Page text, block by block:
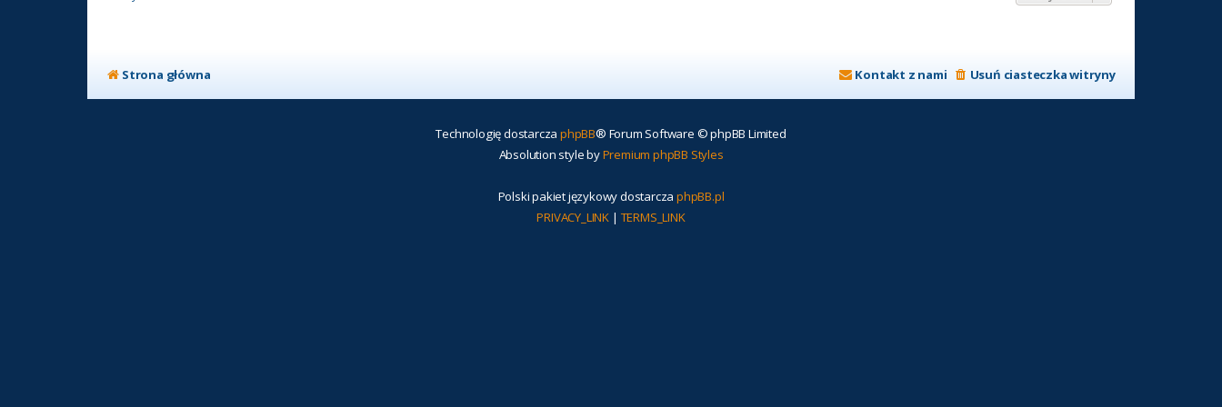
Strona główna Usuń ciasteczka witryny
Kontakt z nami
Technologię dostarcza phpBB® Forum Software © phpBB Limited
Absolution style byPremium phpBB Styles
Polski pakiet językowy dostarcza phpBB.pl
PRIVACY_LINK | TERMS_LINK